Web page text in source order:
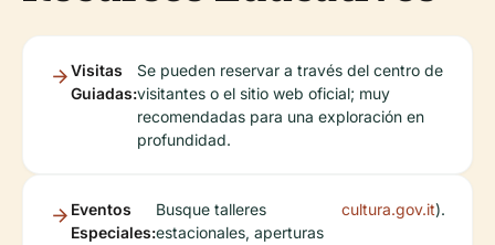
Visitas
Guiadas:
Se pueden reservar a través del centro de
visitantes o el sitio web oficial; muy
recomendadas para una exploración en
profundidad.
Eventos
Especiales:
Busque talleres
estacionales, aperturas
cultura.gov.it).